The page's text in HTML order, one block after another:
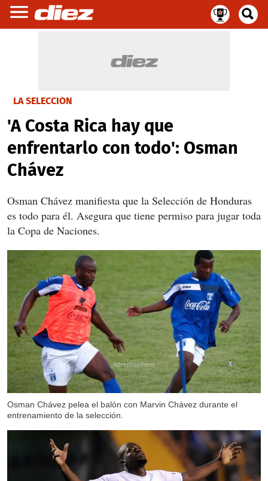
LA SELECCIÓN
'A Costa Rica hay que
enfrentarlo con todo': Osman
Chávez
Osman Chávez manifiesta que la Selección de Honduras
es todo para él. Asegura que tiene permiso para jugar toda
la Copa de Naciones.
Osman Chávez pelea el balón con Marvin Chávez durante el
entrenamiento de la selección.
X